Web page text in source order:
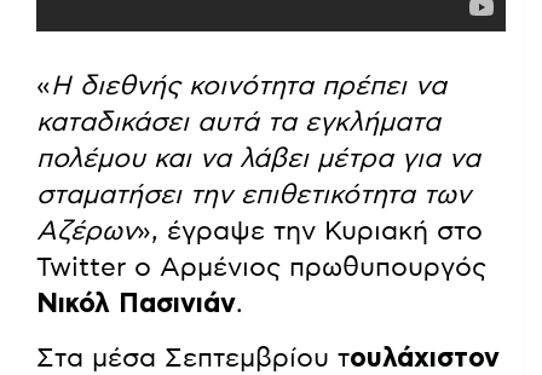
«Η διεθνής κοινότητα πρέπει να
καταδικάσει αυτά τα εγκλήματα
πολέμου και να λάβει μέτρα για να
σταματήσει την επιθετικότητα των
Αζέρων», έγραψε την Κυριακή στο
Twitter ο Αρμένιος πρωθυπουργός
Νικόλ Πασινιάν.
Στα μέσα Σεπτεμβρίου τουλάχιστον